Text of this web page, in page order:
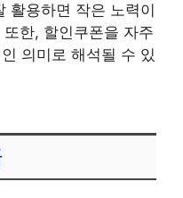
활용하면 작은 노력이
한, 할인쿠폰을 자주
의미로 해석될 수 있